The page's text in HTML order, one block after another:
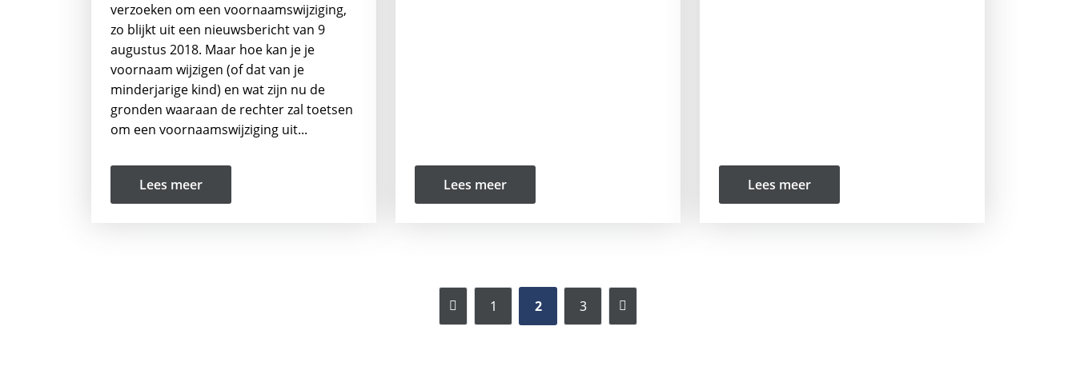
verzoeken om een voornaamswijziging,
zo blijkt uit een nieuwsbericht van 9
augustus 2018. Maar hoe kan je je
voornaam wijzigen (of dat van je
minderjarige kind) en wat zijn nu de
gronden waaraan de rechter zal toetsen
om een voornaamswijziging uit...
Lees meer Lees meer Lees meer
1 2 3